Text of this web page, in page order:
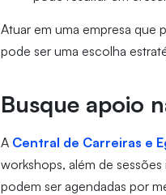
Atuar em uma empresa que
pode ser uma escolha
Busque apoio
ACentral de Carreiras e
workshops, além de
podem ser agendadas por